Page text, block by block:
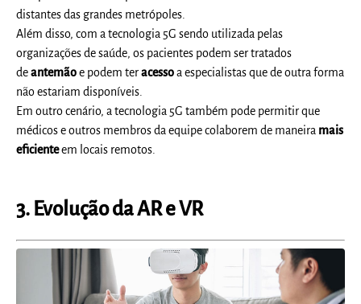
distantes das grandes metrópoles.
Além disso, com a tecnologia 5G sendo utilizada pelas
organizações de saúde, os pacientes podem ser tratados
deantemãoe podem teracessoa especialistas que de outra forma
não estariam disponíveis.
Em outro cenário, a tecnologia 5G também pode permitir que
médicos e outros membros da equipe colaborem de maneira mais
eficienteem locais remotos.
3. Evolução da AR e VR